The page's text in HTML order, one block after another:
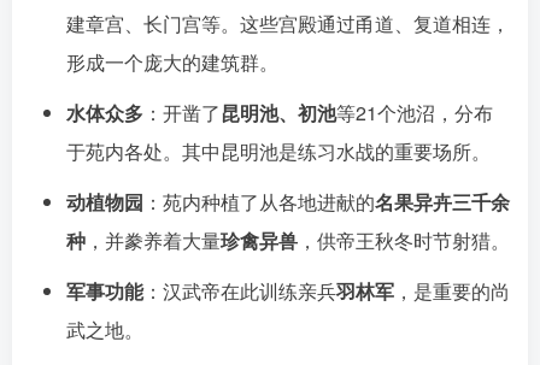
建章宫、长门宫等。这些宫殿通过甬道、复道相连，
形成一个庞大的建筑群󠄹󠅀󠄪󠄢󠄡󠄦󠄞󠄧󠄣󠄞󠄢󠄡󠄦󠄞󠄢󠄦󠅬󠅅󠅃󠄵󠅂󠄪󠅗󠅥󠅕󠅣󠅤󠅬󠅄󠄹󠄽󠄵󠄪󠄢󠄠󠄢󠄦󠄝󠄠󠄨󠄝󠄠󠄨󠄐󠄢󠄢󠄪󠄥󠄢󠄪󠄥󠄠󠅬󠅨󠅙󠅑󠅟󠅗󠅒󠄞󠅓󠅟󠅝󠄐󠇕󠆠󠅿󠇖󠆄󠆩󠇕󠅿󠆈󠇗󠆭󠆁󠄐󠇗󠅹󠅸󠇖󠆍󠅳󠇖󠅹󠅰󠇖󠆌󠅹。
水体众多 ：开凿了昆明池、初池等21个池沼，分布
于苑内各处。其中昆明池是练习水战的重要场所。
动植物园 ：苑内种植了从各地进献的名果异卉三千余
种 ，并豢养着大量珍禽异兽 ，供帝王秋冬时节射猎。
军事功能：汉武帝在此训练亲兵羽林军 ，是重要的尚
武之地。